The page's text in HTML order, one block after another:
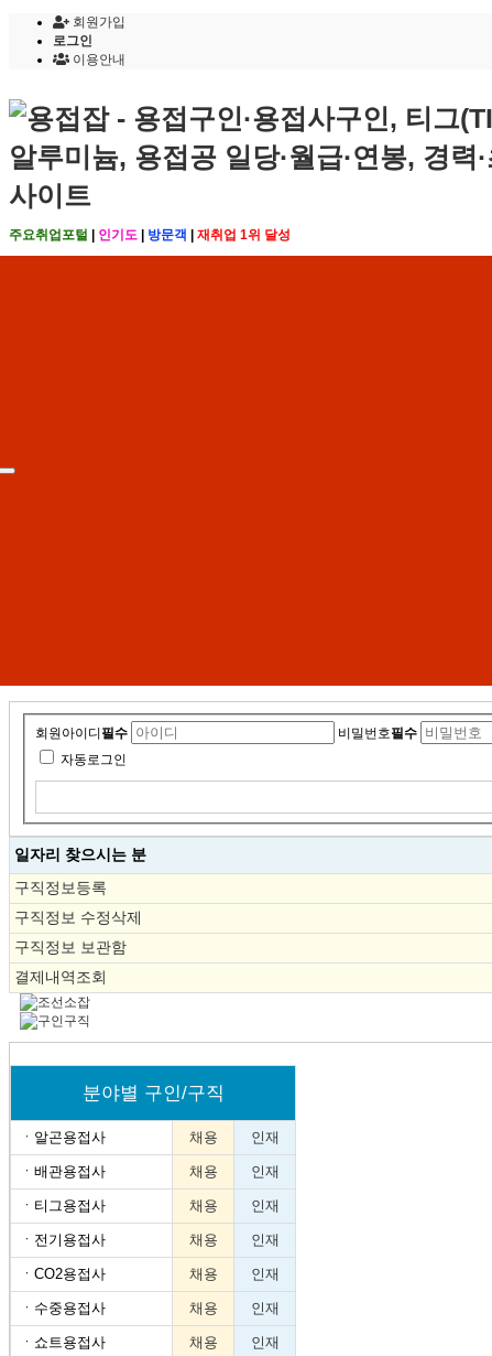
회원가입
로그인
이용안내
주요취업포털 인기도 방문객 재취업 1위 달성
회원아이디 필수 비밀번호필수
자동로그인
일자리 찾으시는 분
구직정보등록
구직정보 수정삭제
구직정보 보관함
결제내역조회
분야별 구인/구직
ㆍ 알곤용접사 채용 인재
ㆍ 배관용접사 채용 인재
ㆍ 티그용접사 채용 인재
ㆍ 전기용접사 채용 인재
ㆍ CO2용접사 채용 인재
ㆍ 수중용접사 채용 인재
ㆍ 쇼트용접사 채용 인재